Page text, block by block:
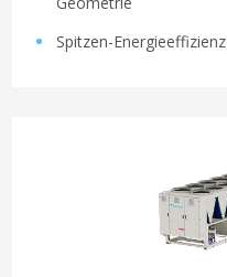
Spitzen-Energieeffizienz